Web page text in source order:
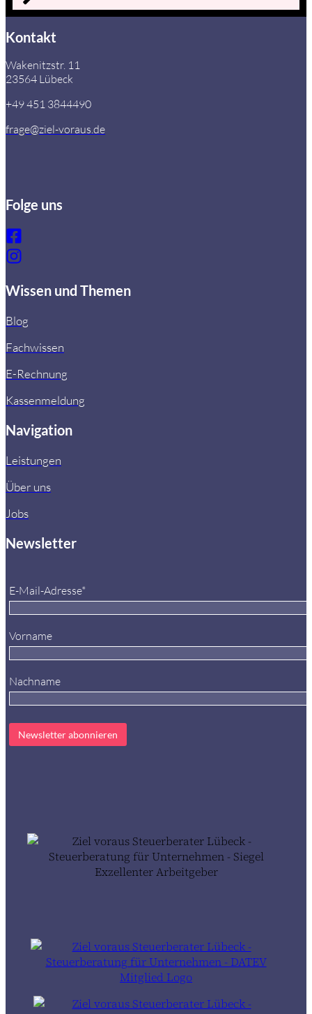
Kontakt
Wakenitzstr. 11
23564 Lübeck
+49 451 3844490
frage@ziel-voraus.de
Folge uns
Wissen und Themen
Blog
Fachwissen
E-Rechnung
Kassenmeldung
Navigation
Leistungen
Über uns
Jobs
Newsletter
E-Mail-Adresse*
Vorname
Nachname